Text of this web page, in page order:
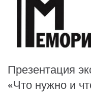
Презентация
«Что нужно и